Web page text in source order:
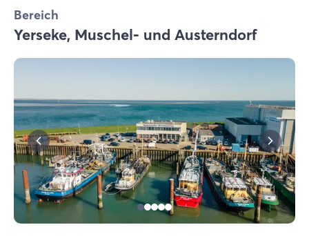
Bereich
Yerseke, Muschel- und Austerndorf